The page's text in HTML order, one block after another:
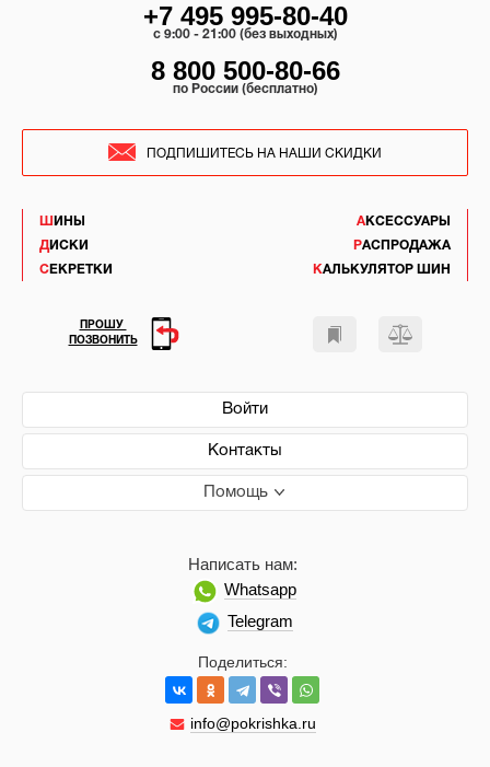
ШИНЫ
ДИСКИ
СЕКРЕТКИ
АКСЕССУАРЫ
РАСПРОДАЖА
КАЛЬКУЛЯТОР ШИН
Войти
Контакты
Помощь
Поделиться:
info@pokrishka.ru
Написать нам:
Whatsapp
Telegram
+7 495 995-80-40
c 9:00 - 21:00 (без выходных)
8 800 500-80-66
по России (бесплатно)
ПОДПИШИТЕСЬ НА НАШИ СКИДКИ
ПРОШУ
ПОЗВОНИТЬ